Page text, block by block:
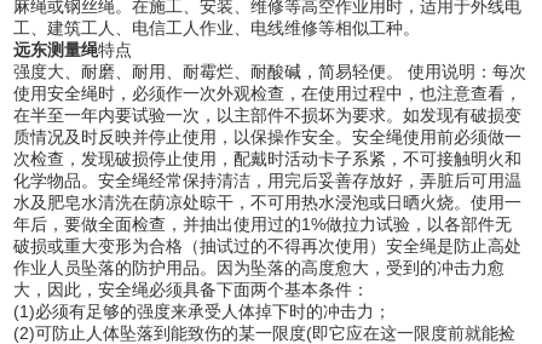
麻绳或钢丝绳。在施工、安装、维修等高空作业用时，适用于外线电
工、建筑工人、电信工人作业、电线维修等相似工种。
远东测量绳特点
强度大、耐磨、耐用、耐霉烂、耐酸碱，简易轻便。 使用说明：每次
使用安全绳时，必须作一次外观检查，在使用过程中，也注意查看，
在半至一年内要试验一次，以主部件不损坏为要求。如发现有破损变
质情况及时反映并停止使用，以保操作安全。安全绳使用前必须做一
次检查，发现破损停止使用，配戴时活动卡子系紧，不可接触明火和
化学物品。安全绳经常保持清洁，用完后妥善存放好，弄脏后可用温
水及肥皂水清洗在荫凉处晾干，不可用热水浸泡或日晒火烧。使用一
年后，要做全面检查，并抽出使用过的1%做拉力试验，以各部件无
破损或重大变形为合格（抽试过的不得再次使用）安全绳是防止高处
作业人员坠落的防护用品。因为坠落的高度愈大，受到的冲击力愈
大，因此，安全绳必须具备下面两个基本条件：
(1)必须有足够的强度来承受人体掉下时的冲击力；
(2)可防止人体坠落到能致伤的某一限度(即它应在这一限度前就能捡